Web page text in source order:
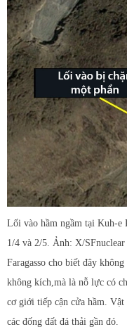
Lối vào hầm ngầm tại Kuh-e
1/4 và 2/5. Ảnh: X/SFnuclear
Faragasso cho biết đây
không kích,mà là nỗ lực có
cơ giới tiếp cận cửa hầm.
các đống đất đá thải gần đó.